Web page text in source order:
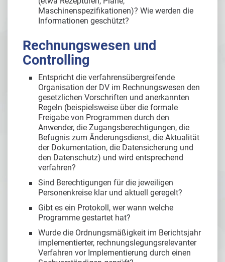
Maschinenspezifikationen)? Wie werden die
Informationen geschützt?
Rechnungswesen und
Controlling
Entspricht die verfahrensübergreifende
Organisation der DV im Rechnungswesen den
gesetzlichen Vorschriften und anerkannten
Regeln (beispielsweise über die formale
Freigabe von Programmen durch den
Anwender, die Zugangsberechtigungen, die
Befugnis zum Änderungsdienst, die Aktualität
der Dokumentation, die Datensicherung und
den Datenschutz) und wird entsprechend
verfahren?
Sind Berechtigungen für die jeweiligen
Personenkreise klar und aktuell geregelt?
Gibt es ein Protokoll, wer wann welche
Programme gestartet hat?
Wurde die Ordnungsmäßigkeit im Berichtsjahr
implementierter, rechnungslegungsrelevanter
Verfahren vor Implementierung durch einen